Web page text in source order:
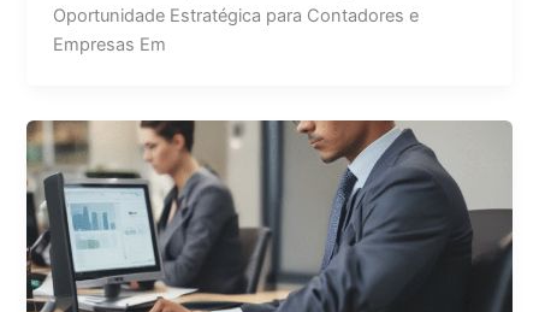
Oportunidade Estratégica para Contadores e
Empresas Em